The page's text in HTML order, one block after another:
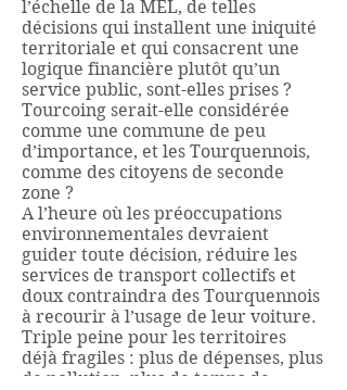
l’échelle de la MEL, de telles
décisions qui installent une iniquité
territoriale et qui consacrent une
logique financière plutôt qu’un
service public, sont-elles prises ?
Tourcoing serait-elle considérée
comme une commune de peu
d’importance, et les Tourquennois,
comme des citoyens de seconde
zone ?
A l’heure où les préoccupations
environnementales devraient
guider toute décision, réduire les
services de transport collectifs et
doux contraindra des Tourquennois
à recourir à l’usage de leur voiture.
Triple peine pour les territoires
déjà fragiles : plus de dépenses, plus
de pollution, plus de temps de